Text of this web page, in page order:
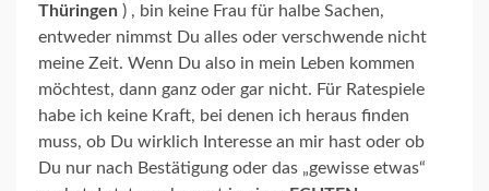
Thüringen ) , bin keine Frau für halbe Sachen,
entweder nimmst Du alles oder verschwende nicht
meine Zeit. Wenn Du also in mein Leben kommen
möchtest, dann ganz oder gar nicht. Für Ratespiele
habe ich keine Kraft, bei denen ich heraus finden
muss, ob Du wirklich Interesse an mir hast oder ob
Du nur nach Bestätigung oder das „gewisse etwas“